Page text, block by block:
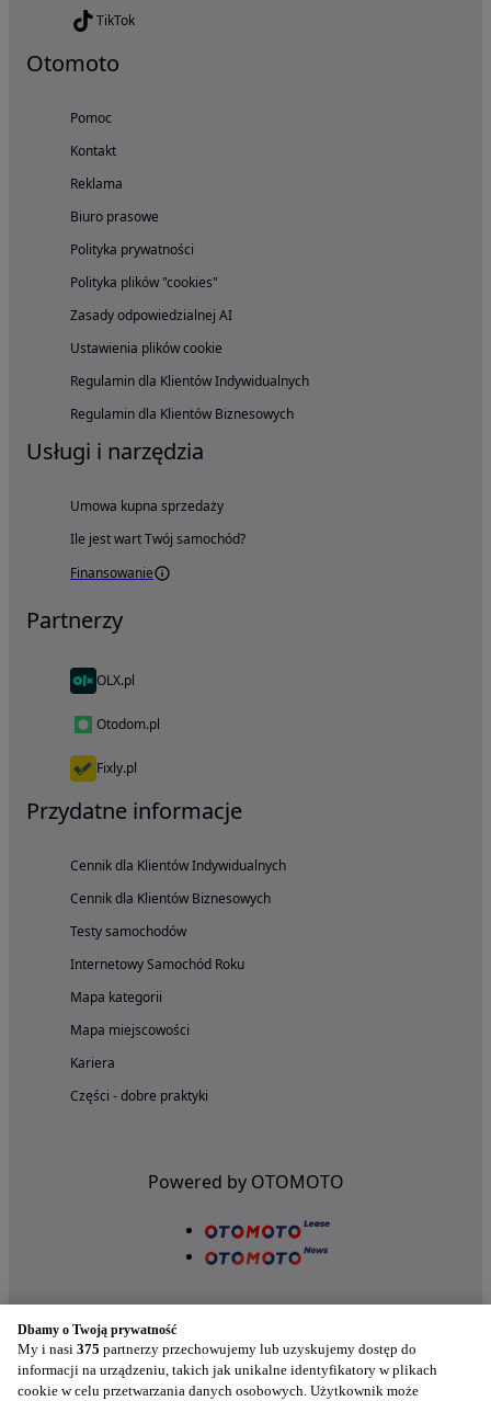
TikTok
Otomoto
Pomoc
Kontakt
Reklama
Biuro prasowe
Polityka prywatności
Polityka plików "cookies"
Zasady odpowiedzialnej AI
Ustawienia plików cookie
Regulamin dla Klientów Indywidualnych
Regulamin dla Klientów Biznesowych
Usługi i narzędzia
Umowa kupna sprzedaży
Ile jest wart Twój samochód?
Finansowanie
Partnerzy
OLX.pl
Otodom.pl
Fixly.pl
Przydatne informacje
Cennik dla Klientów Indywidualnych
Cennik dla Klientów Biznesowych
Testy samochodów
Internetowy Samochód Roku
Mapa kategorii
Mapa miejscowości
Kariera
Części - dobre praktyki
Powered by OTOMOTO
Dbamy o Twoją prywatność
My i nasi 375 partnerzy przechowujemy lub uzyskujemy dostęp do
informacji na urządzeniu, takich jak unikalne identyfikatory w plikach
cookie w celu przetwarzania danych osobowych. Użytkownik może